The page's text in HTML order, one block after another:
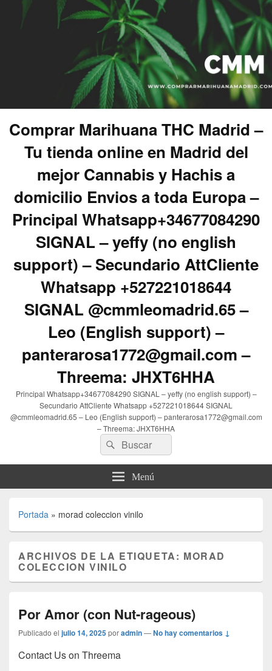
Comprar Marihuana THC Madrid –
Tu tienda online en Madrid del
mejor Cannabis y Hachis a
domicilio Envios a toda Europa –
Principal Whatsapp+34677084290
SIGNAL – yeffy (no english
support) – Secundario AttCliente
Whatsapp +527221018644
SIGNAL @cmmleomadrid.65 –
Leo (English support) –
panterarosa1772@gmail.com –
Threema: JHXT6HHA
Principal Whatsapp+34677084290 SIGNAL – yeffy (no english support) –
Secundario AttCliente Whatsapp +527221018644 SIGNAL
@cmmleomadrid.65 – Leo (English support) – panterarosa1772@gmail.com
– Threema: JHXT6HHA
Buscar
por:
Buscar
Menú
Portada » morad coleccion vinilo
ARCHIVOS DE LA ETIQUETA: MORAD
COLECCION VINILO
Por Amor (con Nut-rageous)
Publicado el julio 14, 2025poradmin—No hay comentarios ↓
Contact Us on Threema